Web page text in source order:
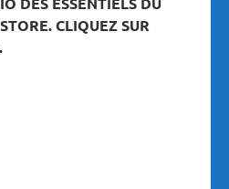
CLIQUEZ SUR